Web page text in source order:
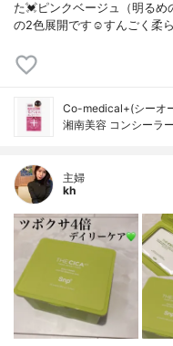
た💓ピンクベージュ（明るめ
の2色展開です☺️すんごく柔
Co-medical+(シーオ
湘南美容 コンシーラー
主婦
kh